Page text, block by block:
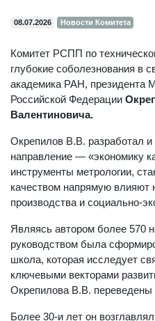
08.07.2026 Новости Комитета
Комитет РСПП по
глубокие соболезнования в
академика РАН, президента
Российской Федерации
Валентиновича.
Окрепилов В.В. разработал и
направление — «экономику
инструменты метрологии,
качеством напрямую влияют
производства и социально-
Являясь автором более 570
руководством была
школа, которая исследует
ключевыми векторами
Окрепилова В.В. переведены
Более 30-и лет он